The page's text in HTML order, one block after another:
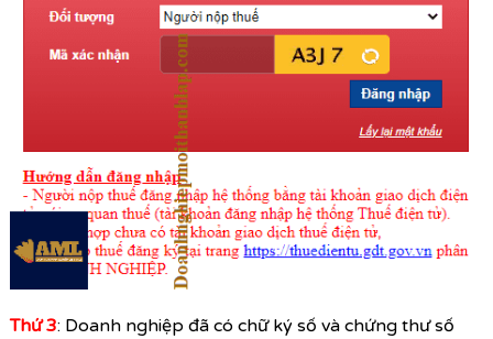
Thứ 3: Doanh nghiệp đã có chữ ký số và chứng thư số